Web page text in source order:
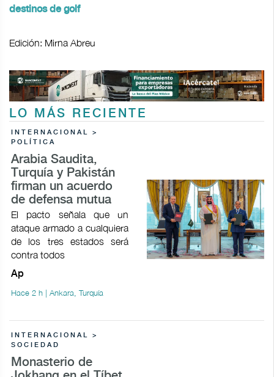
destinos de golf
Edición: Mirna Abreu
LO MÁS RECIENTE
INTERNACIONAL >
POLÍTICA
Arabia Saudita,
Turquía y Pakistán
firman un acuerdo
de defensa mutua
El pacto señala que un
ataque armado a cualquiera
de los tres estados será
contra todos
Ap
Hace 2 h | Ankara, Turquía
INTERNACIONAL >
SOCIEDAD
Monasterio de